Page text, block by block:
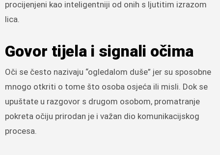
procijenjeni kao inteligentniji od onih s ljutitim izrazom
lica.
Govor tijela i signali očima
Oči se često nazivaju “ogledalom duše” jer su sposobne
mnogo otkriti o tome što osoba osjeća ili misli. Dok se
upuštate u razgovor s drugom osobom, promatranje
pokreta očiju prirodan je i važan dio komunikacijskog
procesa.